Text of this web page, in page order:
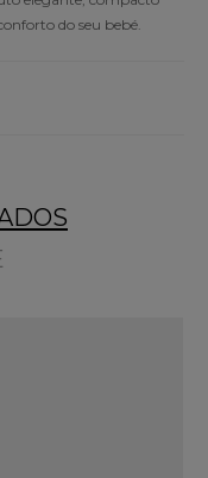
do seu bebé.